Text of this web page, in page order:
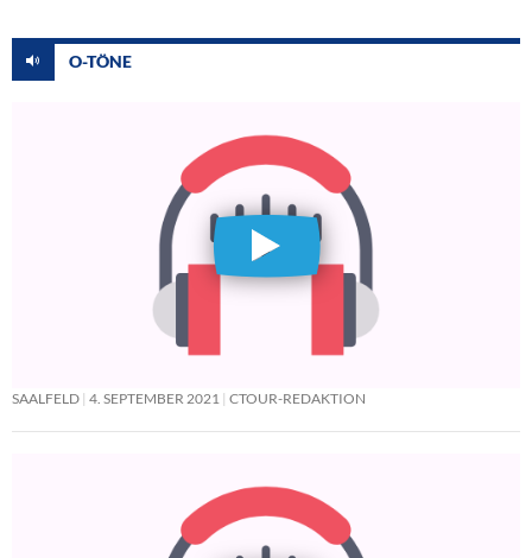
O-TÖNE
SAALFELD 4. SEPTEMBER 2021 CTOUR-REDAKTION